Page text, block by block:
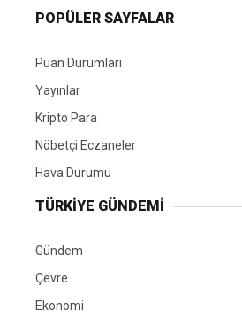
POPÜLER SAYFALAR
Puan Durumları
Yayınlar
Kripto Para
Nöbetçi Eczaneler
Hava Durumu
TÜRKIYE GÜNDEMI
Gündem
Çevre
Ekonomi